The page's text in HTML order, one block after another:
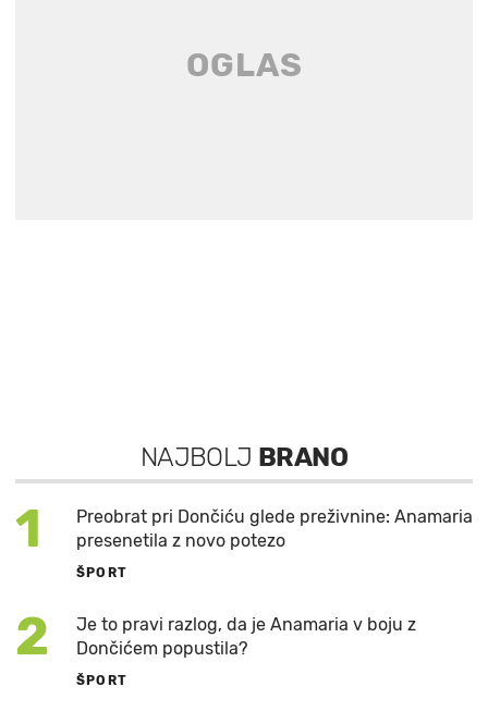
NAJBOLJ BRANO
1
Preobrat pri Dončiću glede preživnine: Anamaria
presenetila z novo potezo
ŠPORT
2
Je to pravi razlog, da je Anamaria v boju z
Dončićem popustila?
ŠPORT